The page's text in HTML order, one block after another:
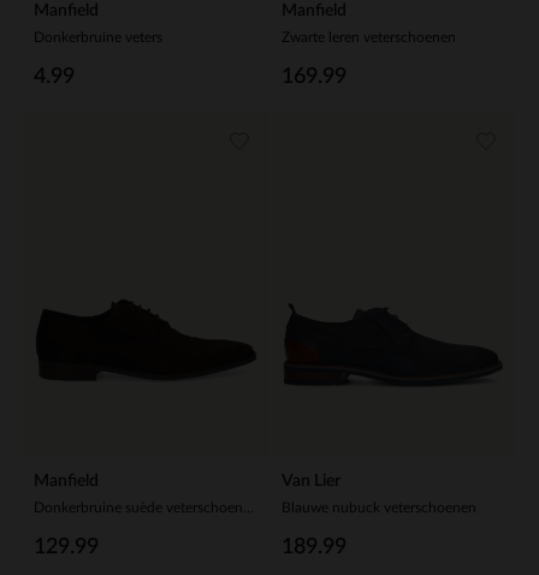
Manfield
Donkerbruine veters
4.99
Manfield
Zwarte leren veterschoenen
169.99
Manfield
129.99
Van Lier
Blauwe nubuck veterschoenen
189.99